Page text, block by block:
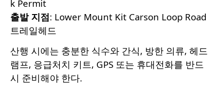
k Permit
출발 지점: Lower Mount Kit Carson Loop Road
트레일헤드
산행 시에는 충분한 식수와 간식, 방한 의류, 헤드
램프, 응급처치 키트, GPS 또는 휴대전화를 반드
시 준비해야 한다.